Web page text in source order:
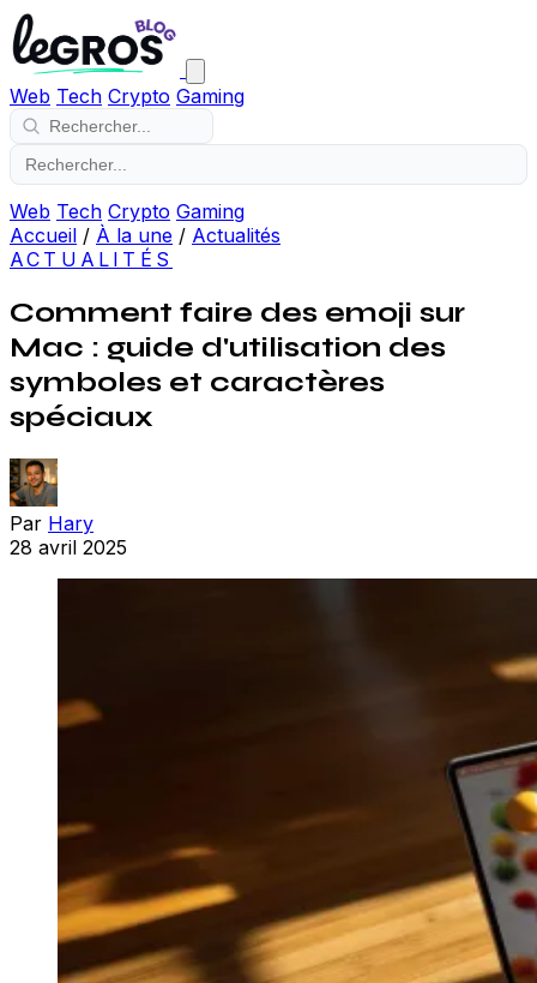
Web Tech Crypto Gaming
Web Tech Crypto Gaming
Accueil / À la une / Actualités
ACTUALITÉS
Comment faire des emoji sur
Mac : guide d'utilisation des
symboles et caractères
spéciaux
Par Hary
28 avril 2025